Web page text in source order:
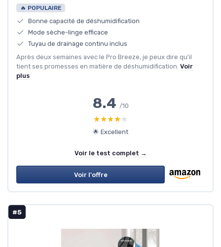
🔥 POPULAIRE
Bonne capacité de déshumidification
Mode sèche-linge efficace
Tuyau de drainage continu inclus
Après deux semaines avec le Pro Breeze, je peux dire qu'il
tient ses promesses en matière de déshumidification. Voir
plus
8.4 /10
★★★★★
★★★★★
🌟 Excellent
Voir le test complet →
Voir l'offre
#5